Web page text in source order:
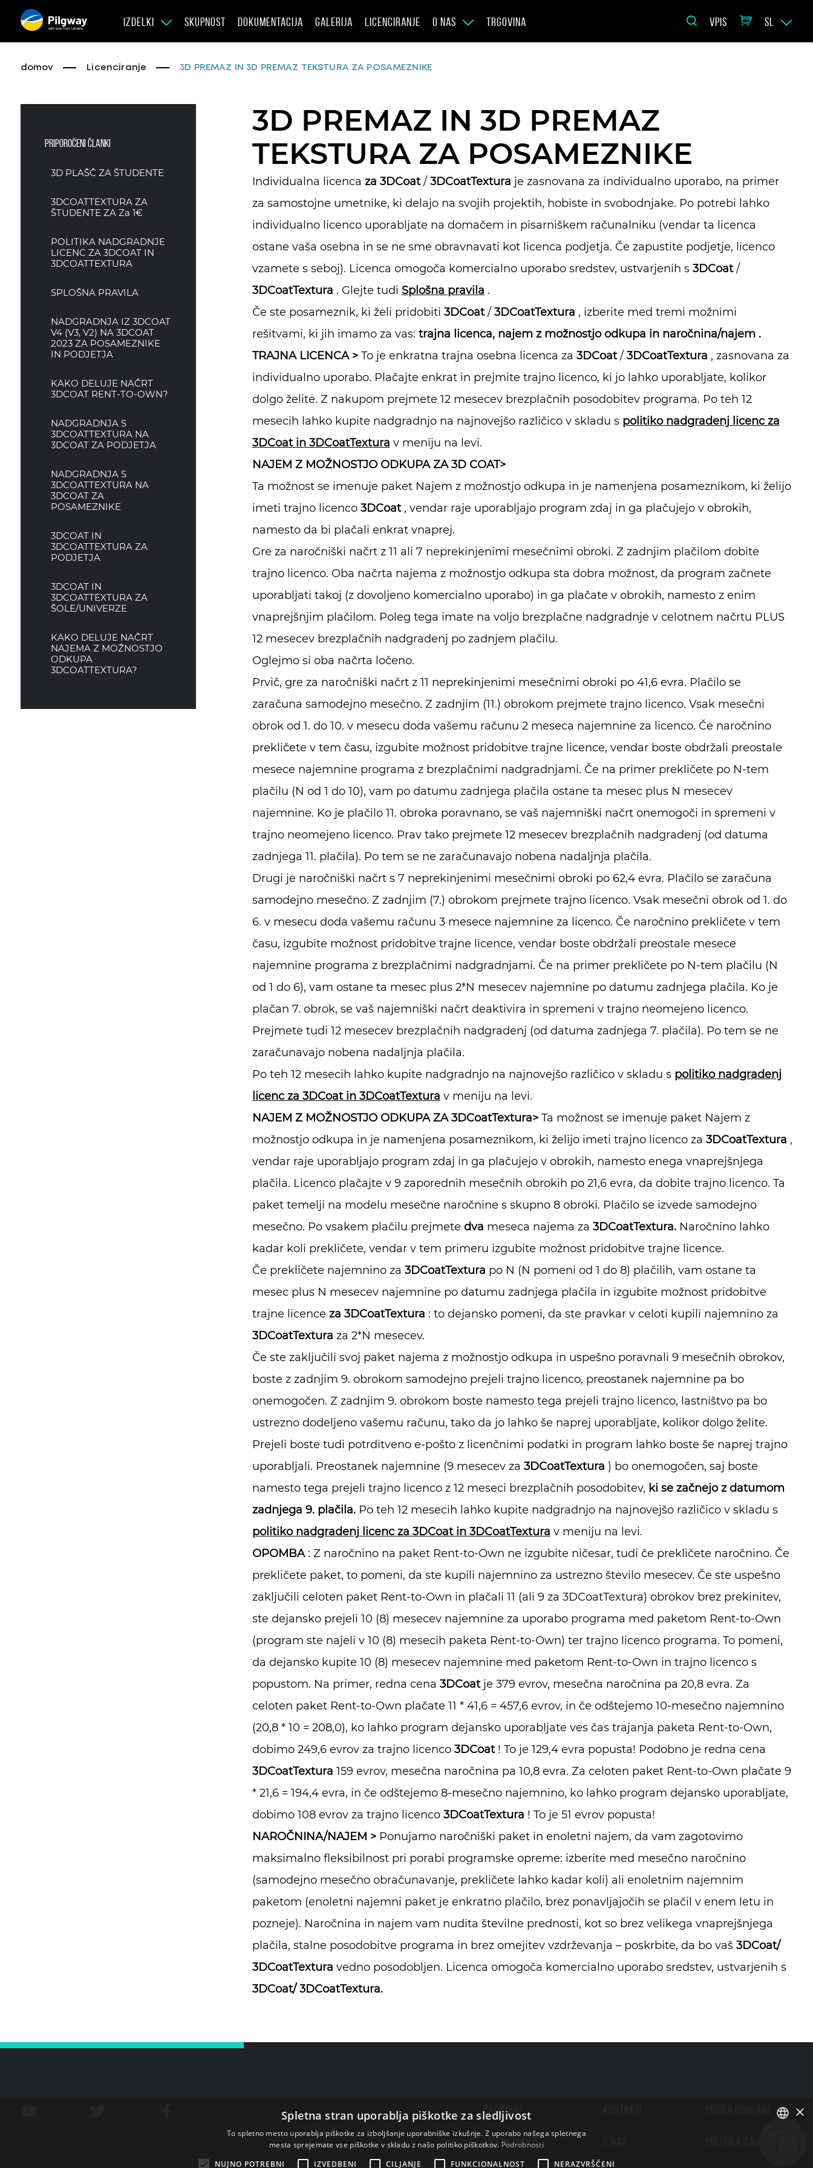
with love from Ukraine
IZDELKI SKUPNOST DOKUMENTACIJA GALERIJA LICENCIRANJE O NAS TRGOVINA VPIS SL
domov Licenciranje 3D PREMAZ IN 3D PREMAZ TEKSTURA ZA POSAMEZNIKE
Priporočeni članki
3D PLAŠČ ZA ŠTUDENTE
3DCOATTEXTURA ZA
ŠTUDENTE ZA Za 1€
POLITIKA NADGRADNJE
LICENC ZA 3DCOAT IN
3DCOATTEXTURA
SPLOŠNA PRAVILA
NADGRADNJA IZ 3DCOAT
V4 (V3, V2) NA 3DCOAT
2023 ZA POSAMEZNIKE
IN PODJETJA
KAKO DELUJE NAČRT
3DCOAT RENT-TO-OWN?
NADGRADNJA S
3DCOATTEXTURA NA
3DCOAT ZA PODJETJA
NADGRADNJA S
3DCOATTEXTURA NA
3DCOAT ZA
POSAMEZNIKE
3DCOAT IN
3DCOATTEXTURA ZA
PODJETJA
3DCOAT IN
3DCOATTEXTURA ZA
ŠOLE/UNIVERZE
KAKO DELUJE NAČRT
NAJEMA Z MOŽNOSTJO
ODKUPA
3DCOATTEXTURA?
3D PREMAZ IN 3D PREMAZ
TEKSTURA ZA POSAMEZNIKE
Individualna licenca za 3DCoat/ 3DCoatTextura je zasnovana za individualno uporabo, na primer
za samostojne umetnike, ki delajo na svojih projektih, hobiste in svobodnjake. Po potrebi lahko
individualno licenco uporabljate na domačem in pisarniškem računalniku (vendar ta licenca
ostane vaša osebna in se ne sme obravnavati kot licenca podjetja. Če zapustite podjetje, licenco
vzamete s seboj). Licenca omogoča komercialno uporabo sredstev, ustvarjenih s 3DCoat/
3DCoatTextura . Glejte tudi Splošna pravila .
Če ste posameznik, ki želi pridobiti 3DCoat/ 3DCoatTextura , izberite med tremi možnimi
rešitvami, ki jih imamo za vas: trajna licenca, najem z možnostjo odkupa in naročnina/najem .
TRAJNA LICENCA >To je enkratna trajna osebna licenca za 3DCoat/ 3DCoatTextura , zasnovana za
individualno uporabo. Plačajte enkrat in prejmite trajno licenco, ki jo lahko uporabljate, kolikor
dolgo želite. Z nakupom prejmete 12 mesecev brezplačnih posodobitev programa. Po teh 12
mesecih lahko kupite nadgradnjo na najnovejšo različico v skladu s politiko nadgradenj licenc za
3DCoat in 3DCoatTextura v meniju na levi.
NAJEM Z MOŽNOSTJO ODKUPA ZA 3D COAT>
Ta možnost se imenuje paket Najem z možnostjo odkupa in je namenjena posameznikom, ki želijo
imeti trajno licenco 3DCoat, vendar raje uporabljajo program zdaj in ga plačujejo v obrokih,
namesto da bi plačali enkrat vnaprej.
Gre za naročniški načrt z 11 ali 7 neprekinjenimi mesečnimi obroki. Z zadnjim plačilom dobite
trajno licenco. Oba načrta najema z možnostjo odkupa sta dobra možnost, da program začnete
uporabljati takoj (z dovoljeno komercialno uporabo) in ga plačate v obrokih, namesto z enim
vnaprejšnjim plačilom. Poleg tega imate na voljo brezplačne nadgradnje v celotnem načrtu PLUS
12 mesecev brezplačnih nadgradenj po zadnjem plačilu.
Oglejmo si oba načrta ločeno.
Prvič, gre za naročniški načrt z 11 neprekinjenimi mesečnimi obroki po 41,6 evra. Plačilo se
zaračuna samodejno mesečno. Z zadnjim (11.) obrokom prejmete trajno licenco. Vsak mesečni
obrok od 1. do 10. v mesecu doda vašemu računu 2 meseca najemnine za licenco. Če naročnino
prekličete v tem času, izgubite možnost pridobitve trajne licence, vendar boste obdržali preostale
mesece najemnine programa z brezplačnimi nadgradnjami. Če na primer prekličete po N-tem
plačilu (N od 1 do 10), vam po datumu zadnjega plačila ostane ta mesec plus N mesecev
najemnine. Ko je plačilo 11. obroka poravnano, se vaš najemniški načrt onemogoči in spremeni v
trajno neomejeno licenco. Prav tako prejmete 12 mesecev brezplačnih nadgradenj (od datuma
zadnjega 11. plačila). Po tem se ne zaračunavajo nobena nadaljnja plačila.
Drugi je naročniški načrt s 7 neprekinjenimi mesečnimi obroki po 62,4 evra. Plačilo se zaračuna
samodejno mesečno. Z zadnjim (7.) obrokom prejmete trajno licenco. Vsak mesečni obrok od 1. do
6. v mesecu doda vašemu računu 3 mesece najemnine za licenco. Če naročnino prekličete v tem
času, izgubite možnost pridobitve trajne licence, vendar boste obdržali preostale mesece
najemnine programa z brezplačnimi nadgradnjami. Če na primer prekličete po N-tem plačilu (N
od 1 do 6), vam ostane ta mesec plus 2*N mesecev najemnine po datumu zadnjega plačila. Ko je
plačan 7. obrok, se vaš najemniški načrt deaktivira in spremeni v trajno neomejeno licenco.
Prejmete tudi 12 mesecev brezplačnih nadgradenj (od datuma zadnjega 7. plačila). Po tem se ne
zaračunavajo nobena nadaljnja plačila.
Po teh 12 mesecih lahko kupite nadgradnjo na najnovejšo različico v skladu s politiko nadgradenj
licenc za 3DCoat in 3DCoatTextura v meniju na levi.
NAJEM Z MOŽNOSTJO ODKUPA ZA 3DCoatTextura>Ta možnost se imenuje paket Najem z
možnostjo odkupa in je namenjena posameznikom, ki želijo imeti trajno licenco za 3DCoatTextura ,
vendar raje uporabljajo program zdaj in ga plačujejo v obrokih, namesto enega vnaprejšnjega
plačila. Licenco plačajte v 9 zaporednih mesečnih obrokih po 21,6 evra, da dobite trajno licenco. Ta
paket temelji na modelu mesečne naročnine s skupno 8 obroki. Plačilo se izvede samodejno
mesečno. Po vsakem plačilu prejmete dva meseca najema za 3DCoatTextura.Naročnino lahko
kadar koli prekličete, vendar v tem primeru izgubite možnost pridobitve trajne licence.
Če prekličete najemnino za 3DCoatTextura po N (N pomeni od 1 do 8) plačilih, vam ostane ta
mesec plus N mesecev najemnine po datumu zadnjega plačila in izgubite možnost pridobitve
trajne licence za 3DCoatTextura : to dejansko pomeni, da ste pravkar v celoti kupili najemnino za
3DCoatTextura za 2*N mesecev.
Če ste zaključili svoj paket najema z možnostjo odkupa in uspešno poravnali 9 mesečnih obrokov,
boste z zadnjim 9. obrokom samodejno prejeli trajno licenco, preostanek najemnine pa bo
onemogočen. Z zadnjim 9. obrokom boste namesto tega prejeli trajno licenco, lastništvo pa bo
ustrezno dodeljeno vašemu računu, tako da jo lahko še naprej uporabljate, kolikor dolgo želite.
Prejeli boste tudi potrditveno e-pošto z licenčnimi podatki in program lahko boste še naprej trajno
uporabljali. Preostanek najemnine (9 mesecev za 3DCoatTextura ) bo onemogočen, saj boste
namesto tega prejeli trajno licenco z 12 meseci brezplačnih posodobitev, ki se začnejo z datumom
zadnjega 9. plačila.Po teh 12 mesecih lahko kupite nadgradnjo na najnovejšo različico v skladu s
politiko nadgradenj licenc za 3DCoat in 3DCoatTextura v meniju na levi.
OPOMBA: Z naročnino na paket Rent-to-Own ne izgubite ničesar, tudi če prekličete naročnino. Če
prekličete paket, to pomeni, da ste kupili najemnino za ustrezno število mesecev. Če ste uspešno
zaključili celoten paket Rent-to-Own in plačali 11 (ali 9 za 3DCoatTextura) obrokov brez prekinitev,
ste dejansko prejeli 10 (8) mesecev najemnine za uporabo programa med paketom Rent-to-Own
(program ste najeli v 10 (8) mesecih paketa Rent-to-Own) ter trajno licenco programa. To pomeni,
da dejansko kupite 10 (8) mesecev najemnine med paketom Rent-to-Own in trajno licenco s
popustom. Na primer, redna cena 3DCoatje 379 evrov, mesečna naročnina pa 20,8 evra. Za
celoten paket Rent-to-Own plačate 11 * 41,6 = 457,6 evrov, in če odštejemo 10-mesečno najemnino
(20,8 * 10 = 208,0), ko lahko program dejansko uporabljate ves čas trajanja paketa Rent-to-Own,
dobimo 249,6 evrov za trajno licenco 3DCoat! To je 129,4 evra popusta! Podobno je redna cena
3DCoatTextura 159 evrov, mesečna naročnina pa 10,8 evra. Za celoten paket Rent-to-Own plačate 9
* 21,6 = 194,4 evra, in če odštejemo 8-mesečno najemnino, ko lahko program dejansko uporabljate,
dobimo 108 evrov za trajno licenco 3DCoatTextura ! To je 51 evrov popusta!
NAROČNINA/NAJEM >Ponujamo naročniški paket in enoletni najem, da vam zagotovimo
maksimalno fleksibilnost pri porabi programske opreme: izberite med mesečno naročnino
(samodejno mesečno obračunavanje, prekličete lahko kadar koli) ali enoletnim najemnim
paketom (enoletni najemni paket je enkratno plačilo, brez ponavljajočih se plačil v enem letu in
pozneje). Naročnina in najem vam nudita številne prednosti, kot so brez velikega vnaprejšnjega
plačila, stalne posodobitve programa in brez omejitev vzdrževanja – poskrbite, da bo vaš 3DCoat/
3DCoatTextura vedno posodobljen. Licenca omogoča komercialno uporabo sredstev, ustvarjenih s
3DCoat/ 3DCoatTextura.
TRGOVINA
LICENCIRANJE
×
Spletna stran uporablja piškotke za sledljivost
To spletno mesto uporablja piškotke za izboljšanje uporabniške izkušnje. Z uporabo našega spletnega
mesta sprejemate vse piškotke v skladu z našo politiko piškotkov. Podrobnosti
NUJNO POTREBNI
IZVEDBENI CILJANJE FUNKCIONALNOST NERAZVRŠČENI